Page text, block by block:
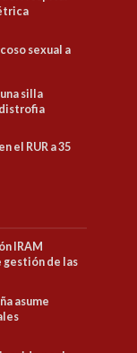
sexual a
silla
el RUR a 35
IRAM
gestión de las
asume